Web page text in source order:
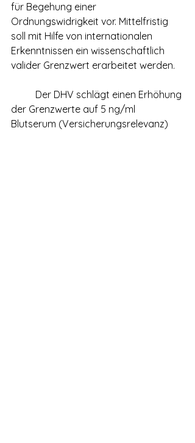
für Begehung einer
Ordnungswidrigkeit vor. Mittelfristig
soll mit Hilfe von internationalen
Erkenntnissen ein wissenschaftlich
valider Grenzwert erarbeitet werden.
der Grenzwerte auf 5 ng/ml
Blutserum (Versicherungsrelevanz)